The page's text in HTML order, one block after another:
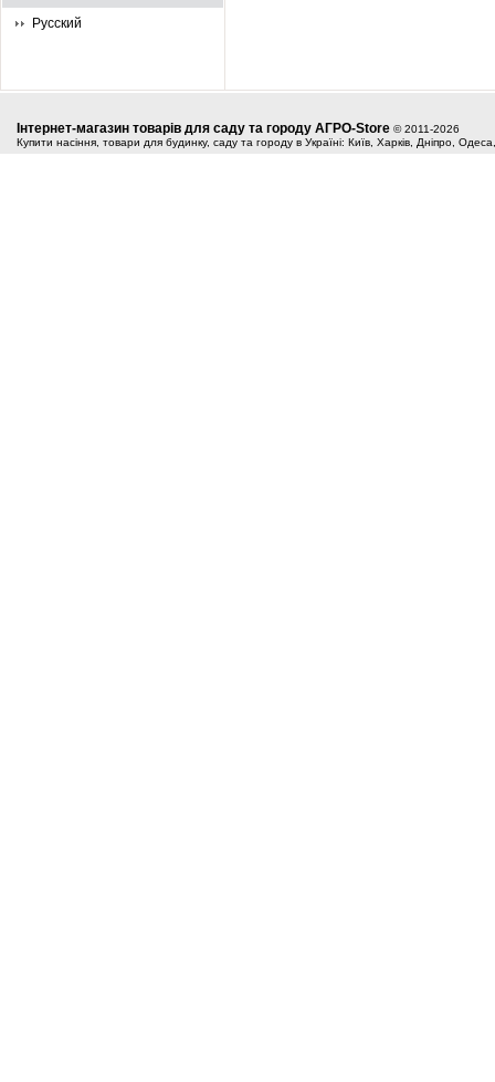
Русский
Інтернет-магазин товарів для саду та городу АГРО-Store © 2011-2026
Купити насіння, товари для будинку, саду та городу в Україні: Київ, Харків, Дніпро,